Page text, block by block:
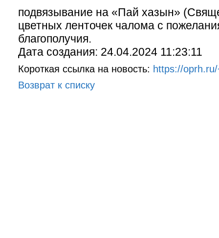
подвязывание на «Пай хазын»
цветных ленточек чалома с
благополучия.
Дата создания: 24.04.2024 11:23:11
Короткая ссылка на новость: https://
Возврат к списку